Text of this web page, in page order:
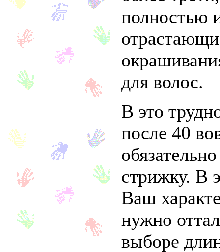
полностью
для волос.
В это
после 40
стрижку. В
Ваш
нужно
выборе